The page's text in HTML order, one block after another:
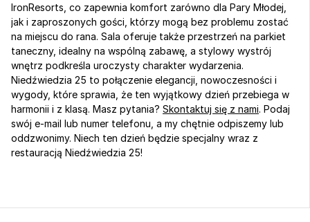
IronResorts, co zapewnia komfort zarówno dla Pary Młodej,
jak i zaproszonych gości, którzy mogą bez problemu zostać
na miejscu do rana. Sala oferuje także przestrzeń na parkiet
taneczny, idealny na wspólną zabawę, a stylowy wystrój
wnętrz podkreśla uroczysty charakter wydarzenia.
Niedźwiedzia 25 to połączenie elegancji, nowoczesności i
wygody, które sprawia, że ten wyjątkowy dzień przebiega w
harmonii i z klasą. Masz pytania? Skontaktuj się z nami. Podaj
swój e-mail lub numer telefonu, a my chętnie odpiszemy lub
oddzwonimy. Niech ten dzień będzie specjalny wraz z
restauracją Niedźwiedzia 25!